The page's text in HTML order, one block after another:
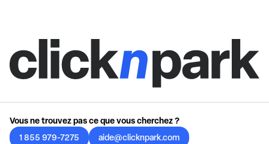
Vous ne trouvez pas ce que vous cherchez ?
1 855 979-7275
aide@clicknpark.com